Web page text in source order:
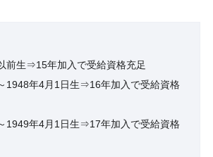
前生⇒15年加入で受給資格充足
1948年4月1日生⇒16年加入で受給資格
1949年4月1日生⇒17年加入で受給資格